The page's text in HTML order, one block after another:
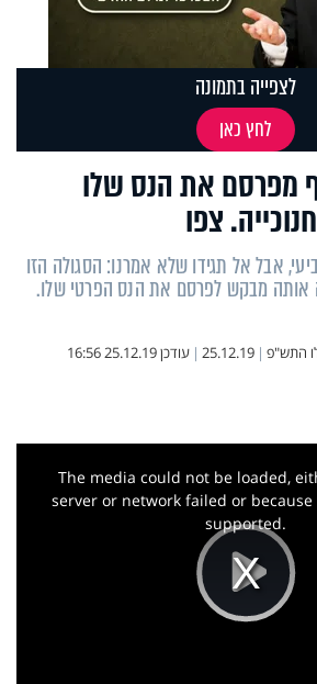
מפרסם את הנס שלו
צפו
אבל אל תגידו שלא אמרנו: הסגולה הזו
אותה מבקש לפרסם את הנס הפרטי שלו.
התש"פ |
25.12.19
| עודכן25.12.19 16:56
לצפייה בתמונה
לחץ כאן
The media could not be loaded,
server or network failed or
supported.